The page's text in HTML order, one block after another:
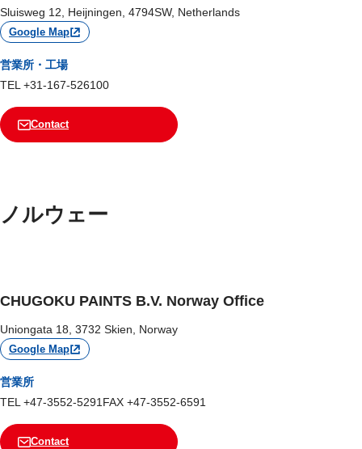
Sluisweg 12, Heijningen, 4794SW, Netherlands
Google Map
営業所・工場
TEL +31-167-526100
Contact
ノルウェー
CHUGOKU PAINTS B.V. Norway Office
Uniongata 18, 3732 Skien, Norway
Google Map
営業所
TEL +47-3552-5291FAX +47-3552-6591
Contact